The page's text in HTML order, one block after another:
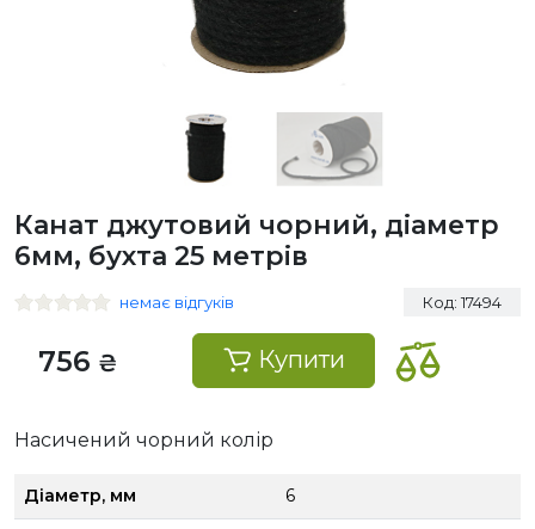
Канат джутовий чорний, діаметр
6мм, бухта 25 метрів
немає відгуків Код: 17494
756 ₴ Купити
Насичений чорний колір
Діаметр, мм 6